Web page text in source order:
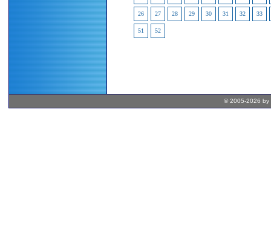
26 27 28 29 30 31 32 33
51 52
© 2005-2026 by